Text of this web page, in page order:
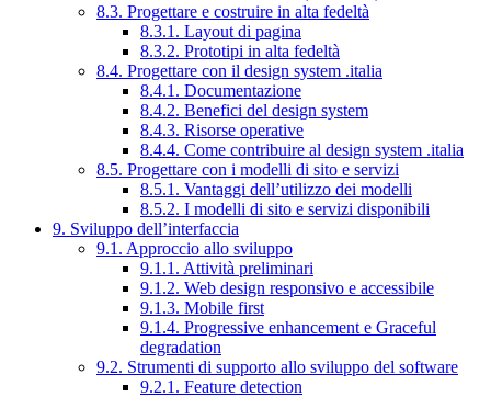
8.3. Progettare e costruire in alta fedeltà
8.3.1. Layout di pagina
8.3.2. Prototipi in alta fedeltà
8.4. Progettare con il design system .italia
8.4.1. Documentazione
8.4.2. Benefici del design system
8.4.3. Risorse operative
8.4.4. Come contribuire al design system .italia
8.5. Progettare con i modelli di sito e servizi
8.5.1. Vantaggi dell’utilizzo dei modelli
8.5.2. I modelli di sito e servizi disponibili
9. Sviluppo dell’interfaccia
9.1. Approccio allo sviluppo
9.1.1. Attività preliminari
9.1.2. Web design responsivo e accessibile
9.1.3. Mobile first
9.1.4. Progressive enhancement e Graceful
degradation
9.2. Strumenti di supporto allo sviluppo del software
9.2.1. Feature detection